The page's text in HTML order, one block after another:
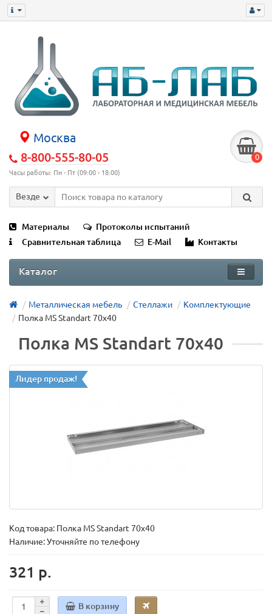
Москва
8-800-555-80-05
Часы работы: Пн - Пт (09:00 - 18:00)
0
Везде
Материалы
Протоколы испытаний
Сравнительная таблица
E-Mail Контакты
Каталог
Металлическая мебель Стеллажи
Комплектующие
Полка MS Standart 70х40
Полка MS Standart 70х40
Лидер продаж!
Код товара: Полка MS Standart 70х40
Наличие: Уточняйте по телефону
321 р.
В корзину